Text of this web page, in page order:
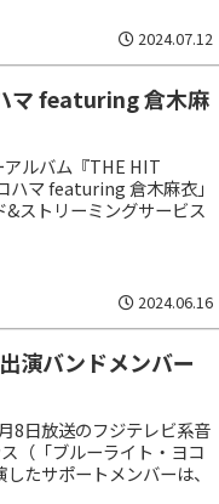
2024.07.12
マ featuring 倉木麻
ルバム『THE HIT
マ featuring 倉木麻衣」
ストリーミングサービス
2024.06.16
演バンドメンバー
8日放送のフジテレビ系音
（「ブルーライト・ヨコ
たサポートメンバーは、